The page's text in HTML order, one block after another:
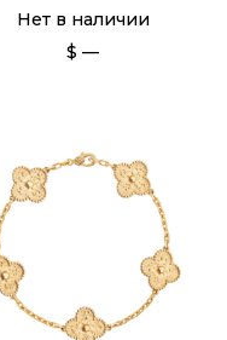
Нет в наличии
$ —